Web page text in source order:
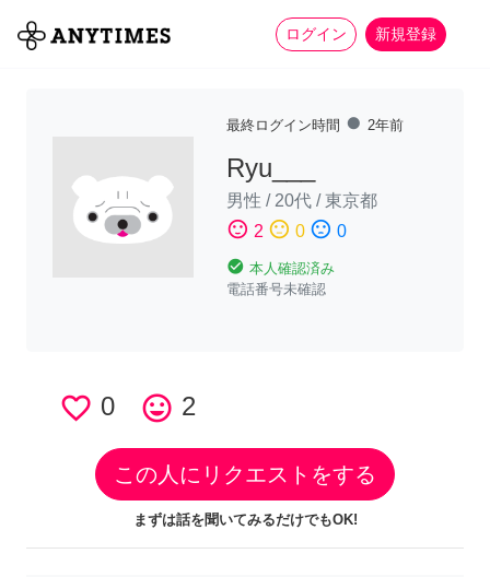
ログイン 新規登録
全て 家事 more_horiz
最終ログイン時間 fiber_manual_record 2年前
Ryu___
男性 / 20代 /東京都
sentiment_satisfied 2 sentiment_neutral 0 sentiment_dissatisfied 0
check_circle 本人確認済み
電話番号未確認
favorite_border 0 tag_faces 2
この人にリクエストをする
まずは話を聞いてみるだけでもOK!